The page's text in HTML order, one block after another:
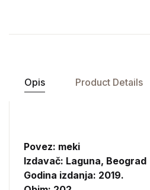
Opis Product Details
Povez: meki
Izdavač: Laguna, Beograd
Godina izdanja: 2019.